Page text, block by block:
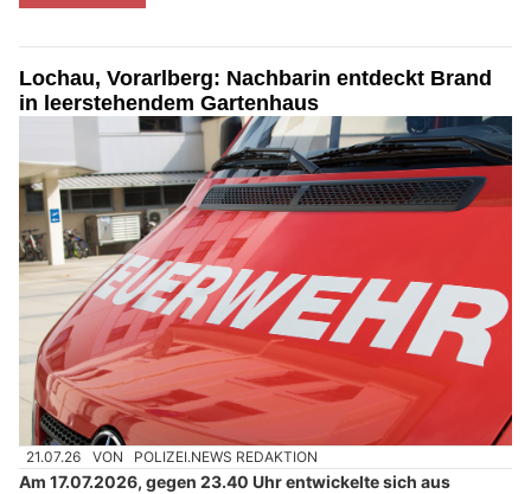
Lochau, Vorarlberg: Nachbarin entdeckt Brand
in leerstehendem Gartenhaus
21.07.26 VON POLIZEI.NEWS REDAKTION
Am 17.07.2026, gegen 23.40 Uhr entwickelte sich aus